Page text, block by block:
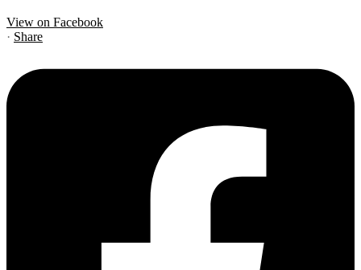
View on Facebook
· Share